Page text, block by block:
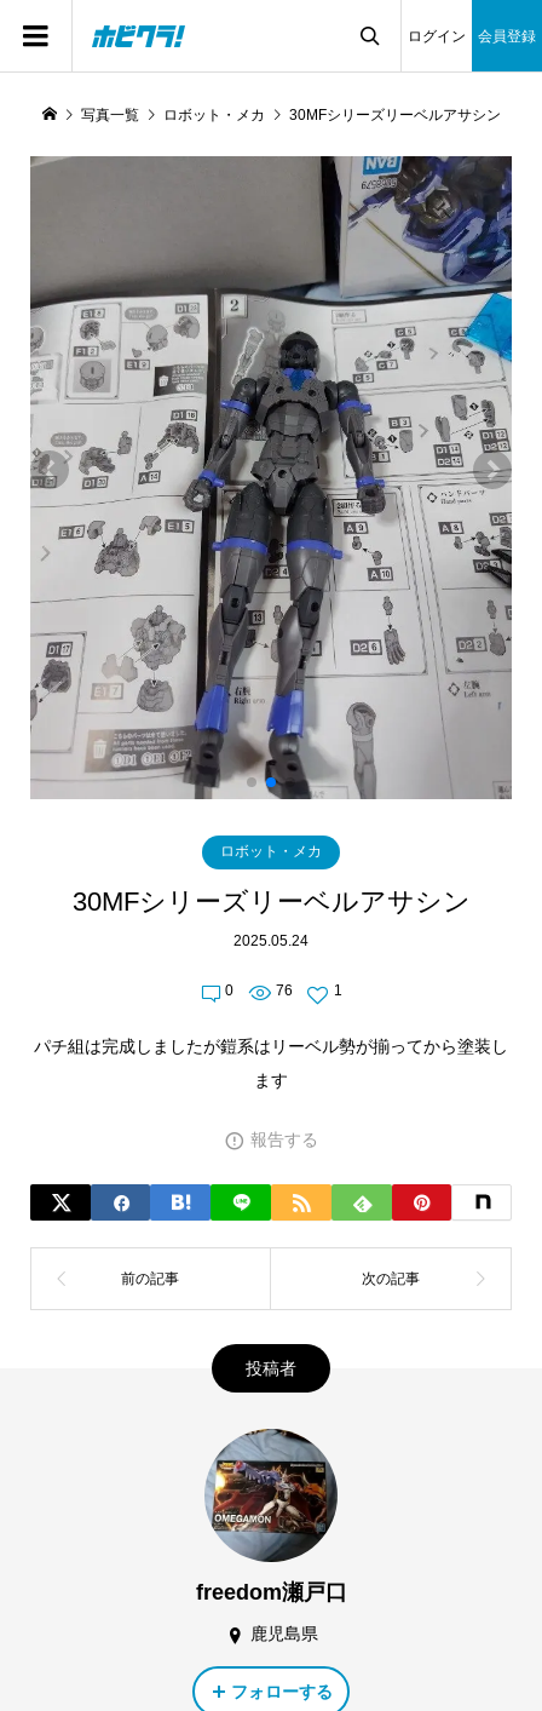

ログイン 会員登録
写真一覧 ロボット・メカ 30MFシリーズリーベルアサシン
ロボット・メカ
30MFシリーズリーベルアサシン
2025.05.24
0 76 1
パチ組は完成しましたが鎧系はリーベル勢が揃ってから塗装し
ます
報告する
投稿者
freedom瀬戸口
鹿児島県
フォローする